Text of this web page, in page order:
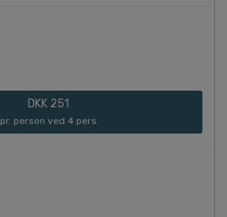
DKK 251
pr. person ved 4 pers.